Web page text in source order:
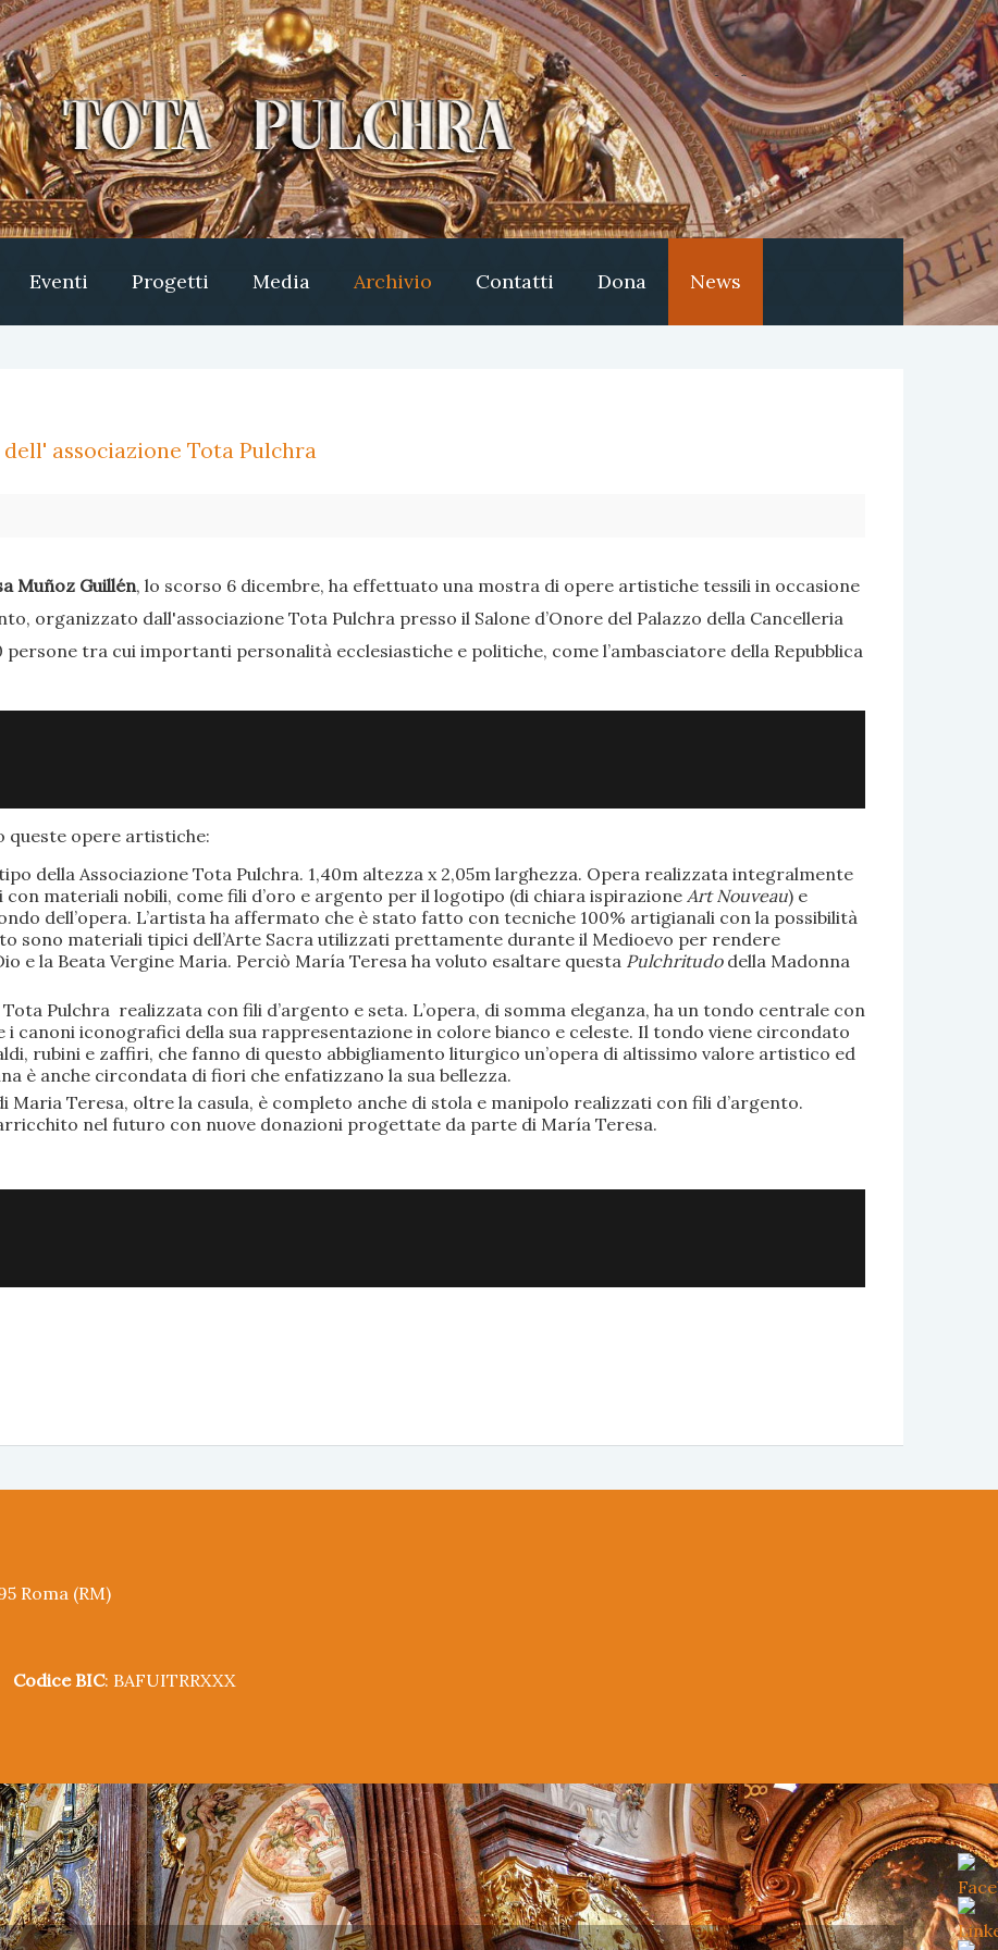
Eventi Progetti Media Archivio Contatti Dona News
associazione Tota Pulchra
Muñoz Guillén, lo scorso 6 dicembre, ha effettuato una mostra di opere artistiche tessili in occasione
organizzato dall'associazione Tota Pulchra presso il Salone d’Onore del Palazzo della Cancelleria
persone tra cui importanti personalità ecclesiastiche e politiche, come l’ambasciatore della Repubblica
queste opere artistiche:
della Associazione Tota Pulchra. 1,40m altezza x 2,05m larghezza. Opera realizzata integralmente
con materiali nobili, come fili d’oro e argento per il logotipo (di chiara ispirazioneArt Nouveau) e
dell’opera. L’artista ha affermato che è stato fatto con tecniche 100% artigianali con la possibilità
sono materiali tipici dell’Arte Sacra utilizzati prettamente durante il Medioevo per rendere
e la Beata Vergine Maria. Perciò María Teresa ha voluto esaltare questa Pulchritudo della Madonna
Tota Pulchra realizzata con fili d’argento e seta. L’opera, di somma eleganza, ha un tondo centrale con
i canoni iconografici della sua rappresentazione in colore bianco e celeste. Il tondo viene circondato
rubini e zaffiri, che fanno di questo abbigliamento liturgico un’opera di altissimo valore artistico ed
è anche circondata di fiori che enfatizzano la sua bellezza.
Maria Teresa, oltre la casula, è completo anche di stola e manipolo realizzati con fili d’argento.
nel futuro con nuove donazioni progettate da parte di María Teresa.
Roma (RM)
Codice BIC: BAFUITRRXXX